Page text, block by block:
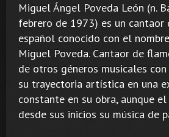
Miguel Ángel Poveda León (n.
febrero de 1973) es un cantaor
español conocido con el
Miguel Poveda. Cantaor de
de otros géneros musicales
su trayectoria artística en una
constante en su obra, aunque
desde sus inicios su música de